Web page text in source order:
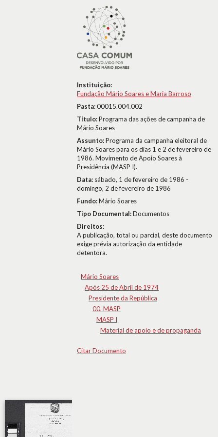
Instituição:
Fundação Mário Soares e Maria Barroso
Pasta:00015.004.002
Título:Programa das ações de campanha de
Mário Soares
Assunto:Programa da campanha eleitoral de
Mário Soares para os dias 1 e 2 de fevereiro de
1986. Movimento de Apoio Soares à
Presidência (MASP I).
Data: sábado, 1 de fevereiro de 1986 -
domingo, 2 de fevereiro de 1986
Fundo:Mário Soares
Tipo Documental:Documentos
Direitos:
A publicação, total ou parcial, deste documento
exige prévia autorização da entidade
detentora.
Mário Soares
Após 25 de Abril de 1974
Presidente da República
00. MASP
MASP I
Material de apoio e de propaganda
Citar Documento